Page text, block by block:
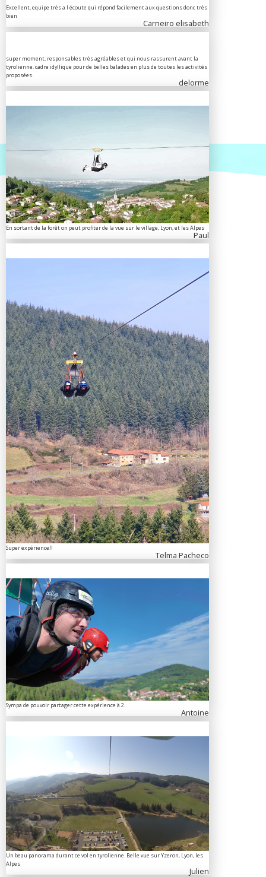
Excellent, equipe très a l écoute qui répond facilement aux questions donc très
bien
Carneiro elisabeth
super moment, responsables très agréables et qui nous rassurent avant la
tyrolienne. cadre idyllique pour de belles balades en plus de toutes les activités
proposées.
delorme
En sortant de la forêt on peut profiter de la vue sur le village, Lyon, et les Alpes
Paul
Super expérience!!
Telma Pacheco
Sympa de pouvoir partager cette expérience à 2.
Antoine
Un beau panorama durant ce vol en tyrolienne. Belle vue sur Yzeron, Lyon, les
Alpes
Julien